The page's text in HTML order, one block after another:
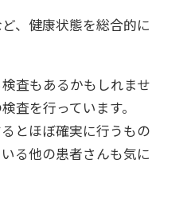
、健康状態を総合的に
査もあるかもしれませ
査を行っています。
とほぼ確実に行うもの
る他の患者さんも気に